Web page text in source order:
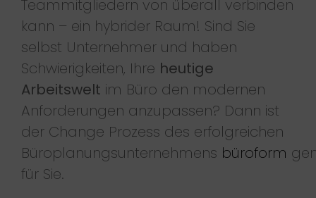
Teammitgliedern von überall verbinden
kann – ein hybrider Raum! Sind Sie
selbst Unternehmer und haben
Schwierigkeiten, Ihre heutige
Arbeitswelt im Büro den modernen
Anforderungen anzupassen? Dann ist
der Change Prozess des erfolgreichen
Büroplanungsunternehmens büroform
für Sie.